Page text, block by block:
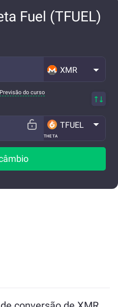
Fuel (TFUEL)
XMR
Previsão do curso
THETA
TFUEL